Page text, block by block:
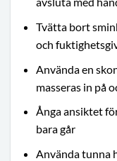
Tvätta bort
och
Använda en
masseras in på
Ånga ansiktet
bara går
Använda tunna